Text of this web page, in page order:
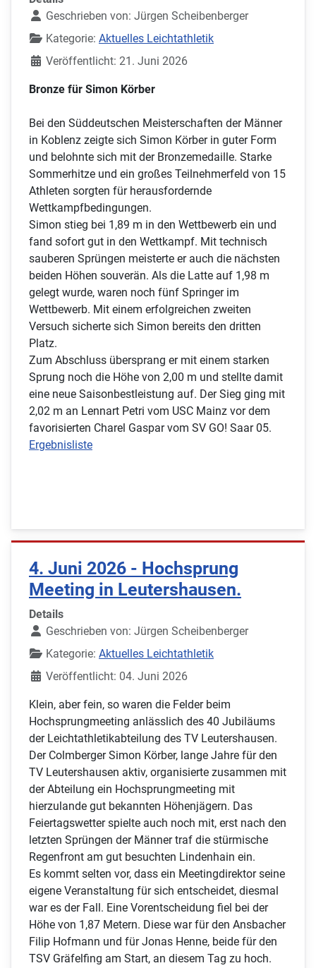
Geschrieben von: Jürgen Scheibenberger
Kategorie: Aktuelles Leichtathletik
Veröffentlicht: 21. Juni 2026
Bronze für Simon Körber
Bei den Süddeutschen Meisterschaften der Männer
in Koblenz zeigte sich Simon Körber in guter Form
und belohnte sich mit der Bronzemedaille. Starke
Sommerhitze und ein großes Teilnehmerfeld von 15
Athleten sorgten für herausfordernde
Wettkampfbedingungen.
Simon stieg bei 1,89 m in den Wettbewerb ein und
fand sofort gut in den Wettkampf. Mit technisch
sauberen Sprüngen meisterte er auch die nächsten
beiden Höhen souverän. Als die Latte auf 1,98 m
gelegt wurde, waren noch fünf Springer im
Wettbewerb. Mit einem erfolgreichen zweiten
Versuch sicherte sich Simon bereits den dritten
Platz.
Zum Abschluss übersprang er mit einem starken
Sprung noch die Höhe von 2,00 m und stellte damit
eine neue Saisonbestleistung auf. Der Sieg ging mit
2,02 m an Lennart Petri vom USC Mainz vor dem
favorisierten Charel Gaspar vom SV GO! Saar 05.
Ergebnisliste
4. Juni 2026 - Hochsprung
Meeting in Leutershausen.
Details
Geschrieben von: Jürgen Scheibenberger
Kategorie: Aktuelles Leichtathletik
Veröffentlicht: 04. Juni 2026
Klein, aber fein, so waren die Felder beim
Hochsprungmeeting anlässlich des 40 Jubiläums
der Leichtathletikabteilung des TV Leutershausen.
Der Colmberger Simon Körber, lange Jahre für den
TV Leutershausen aktiv, organisierte zusammen mit
der Abteilung ein Hochsprungmeeting mit
hierzulande gut bekannten Höhenjägern. Das
Feiertagswetter spielte auch noch mit, erst nach den
letzten Sprüngen der Männer traf die stürmische
Regenfront am gut besuchten Lindenhain ein.
Es kommt selten vor, dass ein Meetingdirektor seine
eigene Veranstaltung für sich entscheidet, diesmal
war es der Fall. Eine Vorentscheidung fiel bei der
Höhe von 1,87 Metern. Diese war für den Ansbacher
Filip Hofmann und für Jonas Henne, beide für den
TSV Gräfelfing am Start, an diesem Tag zu hoch.